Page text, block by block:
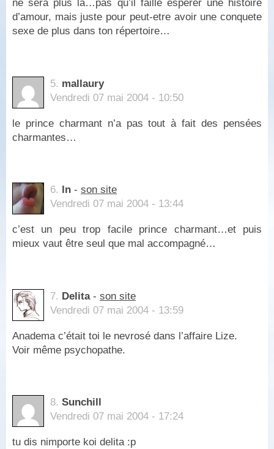
ne sera plus là…pas qu’il faille espérer une histoire
d’amour, mais juste pour peut-etre avoir une conquete
sexe de plus dans ton répertoire…
5. mallaury
Vendredi 07 mai 2004 - 10:50
le prince charmant n’a pas tout à fait des pensées
charmantes…
6. ln - son site
Vendredi 07 mai 2004 - 13:44
c’est un peu trop facile prince charmant…et puis
mieux vaut être seul que mal accompagné…
7. Delita- son site
Vendredi 07 mai 2004 - 13:59
Anadema c’était toi le nevrosé dans l’affaire Lize.
Voir même psychopathe.
8. Sunchill
Vendredi 07 mai 2004 - 17:24
tu dis nimporte koi delita :p